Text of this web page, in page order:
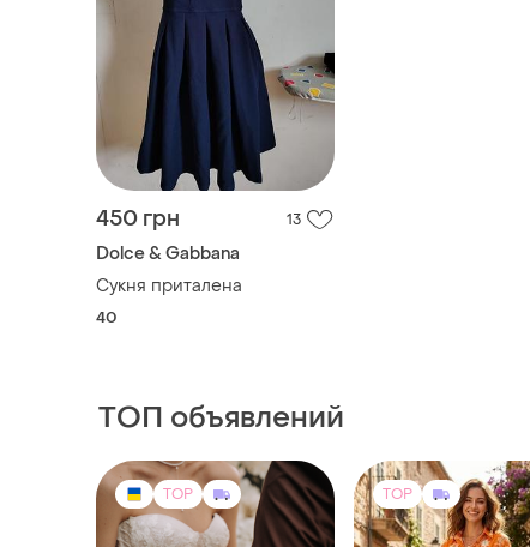
450 грн 13
Dolce & Gabbana
Сукня приталена
40
ТОП объявлений
TOP TOP